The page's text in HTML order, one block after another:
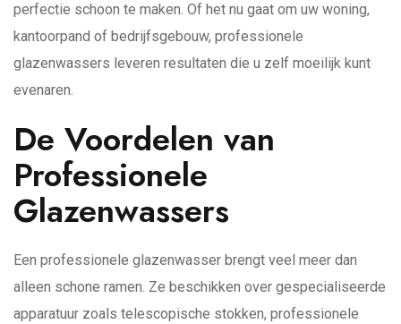
perfectie schoon te maken. Of het nu gaat om uw woning,
kantoorpand of bedrijfsgebouw, professionele
glazenwassers leveren resultaten die u zelf moeilijk kunt
evenaren.
De Voordelen van
Professionele
Glazenwassers
Een professionele glazenwasser brengt veel meer dan
alleen schone ramen. Ze beschikken over gespecialiseerde
apparatuur zoals telescopische stokken, professionele